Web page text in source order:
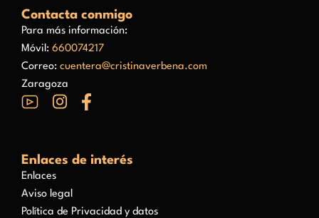
Contacta conmigo
Para más información:
Móvil: 660074217
Correo: cuentera@cristinaverbena.com
Zaragoza
Enlaces de interés
Enlaces
Aviso legal
Política de Privacidad y datos